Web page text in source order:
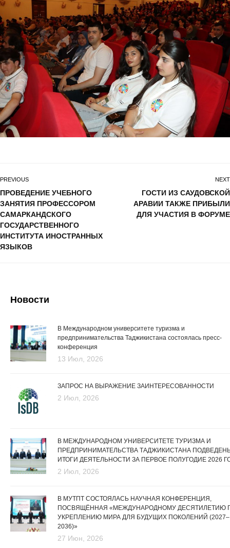
PREVIOUS
ПРОВЕДЕНИЕ УЧЕБНОГО
ЗАНЯТИЯ ПРОФЕССОРОМ
САМАРКАНДСКОГО
ГОСУДАРСТВЕННОГО
ИНСТИТУТА ИНОСТРАННЫХ
ЯЗЫКОВ
NEXT
ГОСТИ ИЗ САУДОВСКОЙ
АРАВИИ ТАКЖЕ ПРИБЫЛИ
ДЛЯ УЧАСТИЯ В ФОРУМЕ
Новости
В Международном университете туризма и
предпринимательства Таджикистана состоялась пресс-
конференция
13 Июл, 2026
ЗАПРОС НА ВЫРАЖЕНИЕ ЗАИНТЕРЕСОВАННОСТИ
2 Июл, 2026
В МЕЖДУНАРОДНОМ УНИВЕРСИТЕТЕ ТУРИЗМА И
ПРЕДПРИНИМАТЕЛЬСТВА ТАДЖИКИСТАНА
ИТОГИ ДЕЯТЕЛЬНОСТИ ЗА ПЕРВОЕ ПОЛУГОДИЕ 2026
2 Июл, 2026
В МУТПТ СОСТОЯЛАСЬ НАУЧНАЯ КОНФЕРЕНЦИЯ,
ПОСВЯЩЁННАЯ «МЕЖДУНАРОДНОМУ ДЕСЯТИЛЕТИЮ
УКРЕПЛЕНИЮ МИРА ДЛЯ БУДУЩИХ ПОКОЛЕНИЙ (2027–
2036)»
27 Июн, 2026